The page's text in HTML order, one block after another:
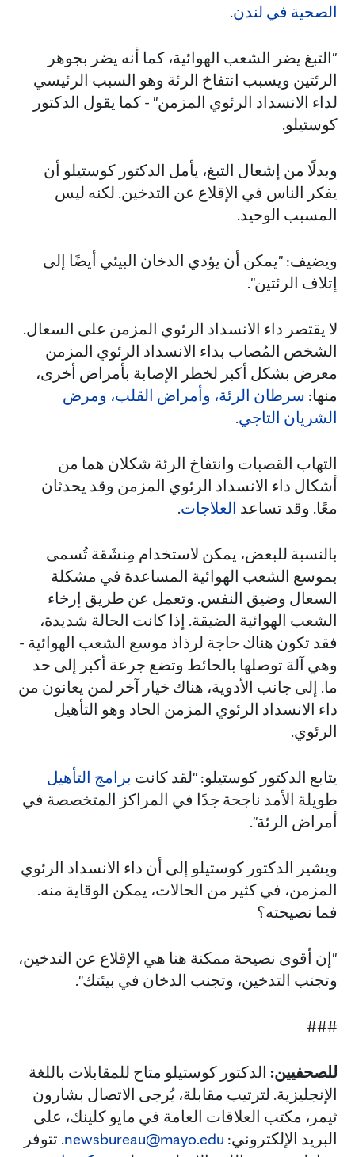
الصحية في لندن.
"التبغ يضر الشعب الهوائية، كما أنه يضر بجوهر
الرئتين ويسبب انتفاخ الرئة وهو السبب الرئيسي
لداء الانسداد الرئوي المزمن" - كما يقول الدكتور
كوستيلو.
وبدلًا من إشعال التبغ، يأمل الدكتور كوستيلو أن
يفكر الناس في الإقلاع عن التدخين. لكنه ليس
المسبب الوحيد.
ويضيف: "يمكن أن يؤدي الدخان البيئي أيضًا إلى
إتلاف الرئتين".
لا يقتصر داء الانسداد الرئوي المزمن على السعال.
الشخص المُصاب بداء الانسداد الرئوي المزمن
معرض بشكل أكبر لخطر الإصابة بأمراض أخرى،
منها: سرطان الرئة، وأمراض القلب، ومرض
الشريان التاجي.
التهاب القصبات وانتفاخ الرئة شكلان هما من
أشكال داء الانسداد الرئوي المزمن وقد يحدثان
معًا. وقد تساعد العلاجات.
بالنسبة للبعض، يمكن لاستخدام مِنشَقة تُسمى
بموسع الشعب الهوائية المساعدة في مشكلة
السعال وضيق النفس. وتعمل عن طريق إرخاء
الشعب الهوائية الضيقة. إذا كانت الحالة شديدة،
فقد تكون هناك حاجة لرذاذ موسع الشعب الهوائية -
وهي آلة توصلها بالحائط وتضع جرعة أكبر إلى حد
ما. إلى جانب الأدوية، هناك خيار آخر لمن يعانون من
داء الانسداد الرئوي المزمن الحاد وهو التأهيل
الرئوي.
يتابع الدكتور كوستيلو: "لقد كانت برامج التأهيل
طويلة الأمد ناجحة جدًا في المراكز المتخصصة في
أمراض الرئة".
ويشير الدكتور كوستيلو إلى أن داء الانسداد الرئوي
المزمن، في كثير من الحالات، يمكن الوقاية منه.
فما نصيحته؟
"إن أقوى نصيحة ممكنة هنا هي الإقلاع عن التدخين،
وتجنب التدخين، وتجنب الدخان في بيئتك".
###
للصحفيين: الدكتور كوستيلو متاح للمقابلات باللغة
الإنجليزية. لترتيب مقابلة، يُرجى الاتصال بشارون
ثيمر، مكتب العلاقات العامة في مايو كلينك، على
البريد الإلكتروني: newsbureau@mayo.edu. تتوفر